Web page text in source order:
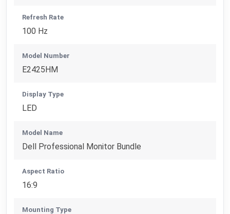
Refresh Rate
100 Hz
Model Number
E2425HM
Display Type
LED
Model Name
Dell Professional Monitor Bundle
Aspect Ratio
16:9
Mounting Type